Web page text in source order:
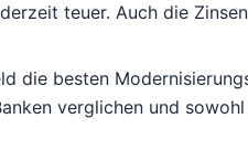
teuer. Auch die
die besten
verglichen und